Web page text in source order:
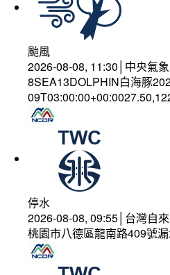
颱風
2026-08-08, 11:30│中央氣
8SEA13DOLPHIN白海豚
停水
2026-08-08, 09:55│台灣自
桃園市八德區龍南路409號